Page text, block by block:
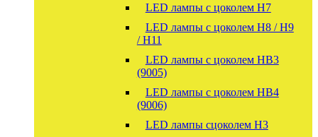
LED лампы с цоколем H7
LED лампы с цоколем H8 / H9
/ H11
LED лампы с цоколем HB3
(9005)
LED лампы с цоколем HB4
(9006)
LED лампы сцоколем H3